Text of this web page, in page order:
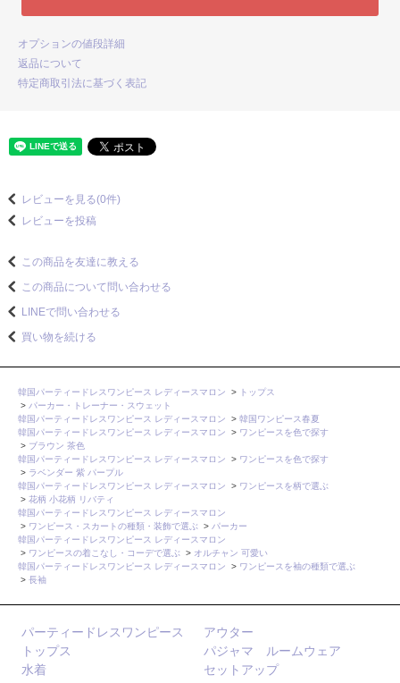
オプションの値段詳細
返品について
特定商取引法に基づく表記
レビューを見る(0件)
レビューを投稿
この商品を友達に教える
この商品について問い合わせる
LINEで問い合わせる
買い物を続ける
韓国パーティードレスワンピース レディースマロン >
トップス
> パーカー・トレーナー・スウェット
韓国パーティードレスワンピース レディースマロン
> 韓国ワンピース春夏
韓国パーティードレスワンピース レディースマロン
> ワンピースを色で探す
> ブラウン 茶色
韓国パーティードレスワンピース レディースマロン
> ワンピースを色で探す
> ラベンダー 紫 パープル
韓国パーティードレスワンピース レディースマロン
> ワンピースを柄で選ぶ
> 花柄 小花柄 リバティ
韓国パーティードレスワンピース レディースマロン
> ワンピース・スカートの種類・装飾で選ぶ > パーカー
韓国パーティードレスワンピース レディースマロン
> ワンピースの着こなし・コーデで選ぶ > オルチャン 可愛い
韓国パーティードレスワンピース レディースマロン
> ワンピースを袖の種類で選ぶ
> 長袖
パーティードレスワンピース
アウター
トップス
パジャマ ルームウェア
水着
セットアップ